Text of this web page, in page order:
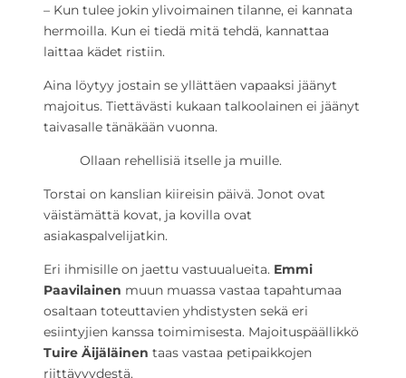
– Kun tulee jokin ylivoimainen tilanne, ei kannata
hermoilla. Kun ei tiedä mitä tehdä, kannattaa
laittaa kädet ristiin.
Aina löytyy jostain se yllättäen vapaaksi jäänyt
majoitus. Tiettävästi kukaan talkoolainen ei jäänyt
taivasalle tänäkään vuonna.
Ollaan rehellisiä itselle ja muille.
Torstai on kanslian kiireisin päivä. Jonot ovat
väistämättä kovat, ja kovilla ovat
asiakaspalvelijatkin.
Eri ihmisille on jaettu vastuualueita. Emmi
Paavilainen muun muassa vastaa tapahtumaa
osaltaan toteuttavien yhdistysten sekä eri
esiintyjien kanssa toimimisesta. Majoituspäällikkö
Tuire Äijäläinen taas vastaa petipaikkojen
riittävyydestä.